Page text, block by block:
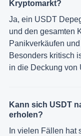
Kryptomarkt?
Ja, ein USDT
und den gesamten
Panikverkäufen
Besonders kritisch
in die Deckung von
Kann sich USDT
erholen?
In vielen Fällen